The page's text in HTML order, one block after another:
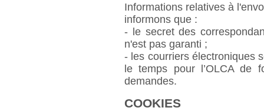
Informations relatives à
informons que :
- le secret des
n'est pas garanti ;
- les courriers électroniques
le temps pour l’OLCA de
demandes.
COOKIES